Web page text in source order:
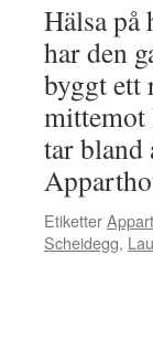
Hälsa
har den
byggt ett
mittemot
tar bland
Etiketter
Scheidegg,